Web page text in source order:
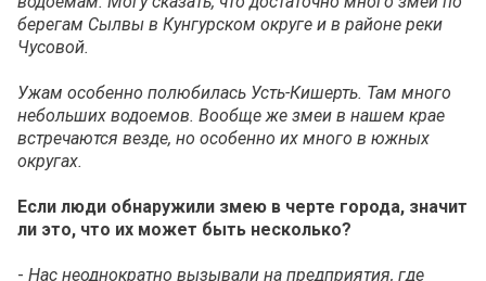
берегам Сылвы в Кунгурском округе и в районе реки
Чусовой.
Ужам особенно полюбилась Усть-Кишерть. Там много
небольших водоемов. Вообще же змеи в нашем крае
встречаются везде, но особенно их много в южных
округах.
Если люди обнаружили змею в черте города, значит
ли это, что их может быть несколько?
- Нас неоднократно вызывали на предприятия, где